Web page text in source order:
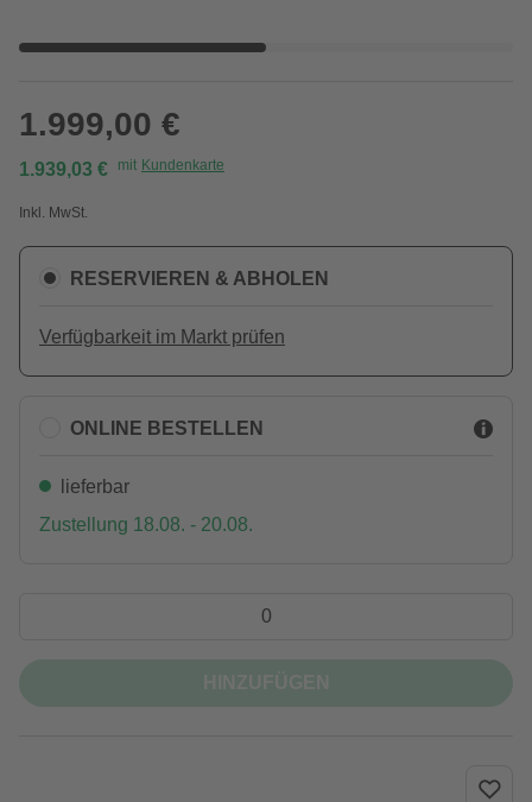
1.999,00 €
1.939,03 € mit Kundenkarte
Inkl. MwSt.
RESERVIEREN & ABHOLEN
Verfügbarkeit im Markt prüfen
ONLINE BESTELLEN
lieferbar
Zustellung 18.08. - 20.08.